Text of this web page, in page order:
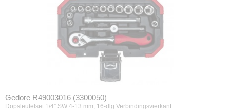
Gedore R49003016 (3300050)
Dopsleutelset 1/4” SW 4-13 mm, 16-dlg.Verbindingsvierkant…